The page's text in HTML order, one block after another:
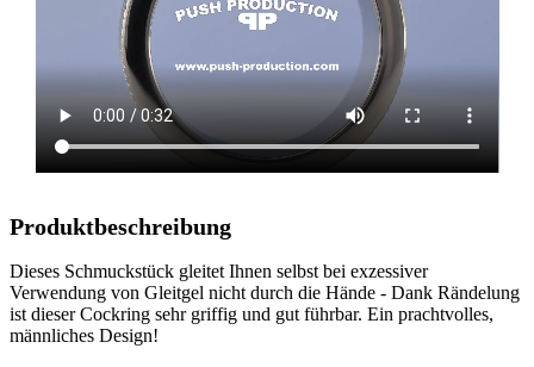
Produktbeschreibung
Dieses Schmuckstück gleitet Ihnen selbst bei exzessiver
Verwendung von Gleitgel nicht durch die Hände - Dank Rändelung
ist dieser Cockring sehr griffig und gut führbar. Ein prachtvolles,
männliches Design!